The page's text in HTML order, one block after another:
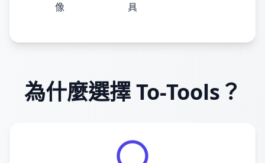
像
具
為什麼選擇 To-Tools？